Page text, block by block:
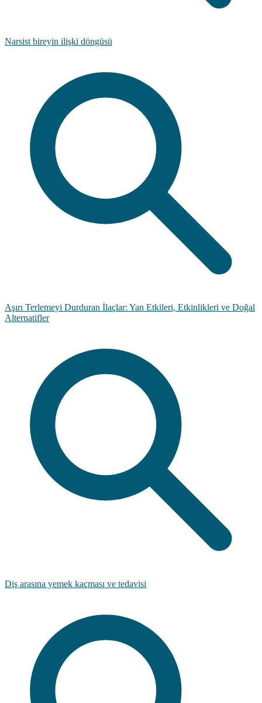
Narsist bireyin ilişki döngüsü
Aşırı Terlemeyi Durduran İlaçlar: Yan Etkileri, Etkinlikleri ve Doğal
Alternatifler
Diş arasına yemek kaçması ve tedavisi